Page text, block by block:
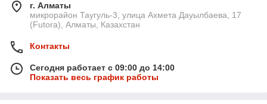
г. Алматы
микрорайон Таугуль-3, улица Ахмета Дауылбаева, 17
(Futora), Алматы, Казахстан
Контакты
Сегодня работает с 09:00 до 14:00
Показать весь график работы